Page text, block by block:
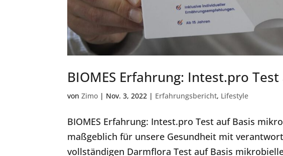
BIOMES Erfahrung: Intest.pro
vonZimo | Nov. 3, 2022 | Erfahrungsbericht, Lifestyle
BIOMES Erfahrung: Intest.pro Test auf Basis
maßgeblich für unsere Gesundheit mit
vollständigen Darmflora Test auf Basis